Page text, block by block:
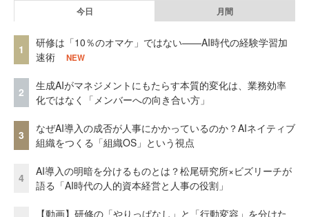
今日 月間
1
研修は「10％のオマケ」ではない——AI時代の経験学習加
速術
NEW
2
生成AIがマネジメントにもたらす本質的変化は、業務効率
化ではなく「メンバーへの向き合い方」
3
なぜAI導入の成否が人事にかかっているのか？AIネイティブ
組織をつくる「組織OS」という視点
4
AI導入の明暗を分けるものとは？松尾研究所×ビズリーチが
語る「AI時代の人的資本経営と人事の役割」
【動画】研修の「やりっぱなし」と「行動変容」を分けた